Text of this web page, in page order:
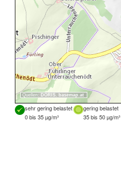
Quellen: DORIS, basemap.at
sehr gering belastet gering belastet
0 bis 35 µg/m³
35 bis 50 µg/m³